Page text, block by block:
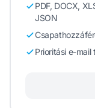
PDF, DOCX,
JSON
Prioritási e-mail